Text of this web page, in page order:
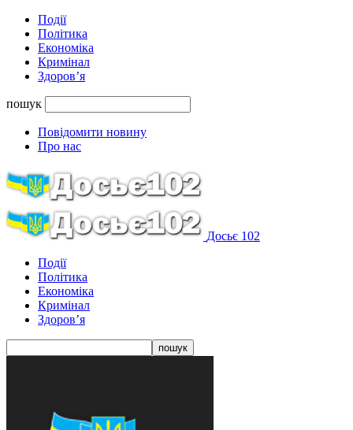
Події
Політика
Економіка
Кримінал
Здоров’я
пошук
Повідомити новину
Про нас
Досьє 102
Події
Політика
Економіка
Кримінал
Здоров’я